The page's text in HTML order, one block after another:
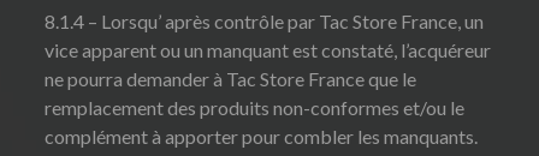
8.1.4 – Lorsqu’ après contrôle par Tac Store France, un
vice apparent ou un manquant est constaté, l’acquéreur
ne pourra demander à Tac Store France que le
remplacement des produits non-conformes et/ou le
complément à apporter pour combler les manquants.